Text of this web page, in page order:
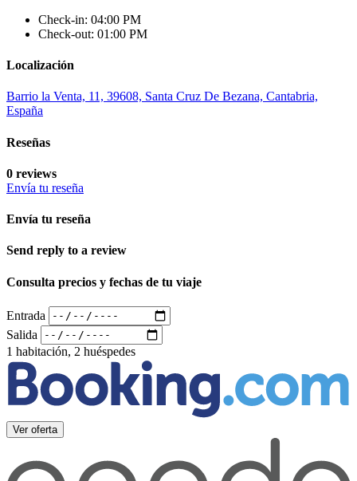
Check-in: 04:00 PM
Check-out: 01:00 PM
Localización
Barrio la Venta, 11, 39608, Santa Cruz De Bezana, Cantabria,
España
Reseñas
0 reviews
Envía tu reseña
Envía tu reseña
Send reply to a review
Consulta precios y fechas de tu viaje
Entrada
Salida
1 habitación, 2 huéspedes
Ver oferta